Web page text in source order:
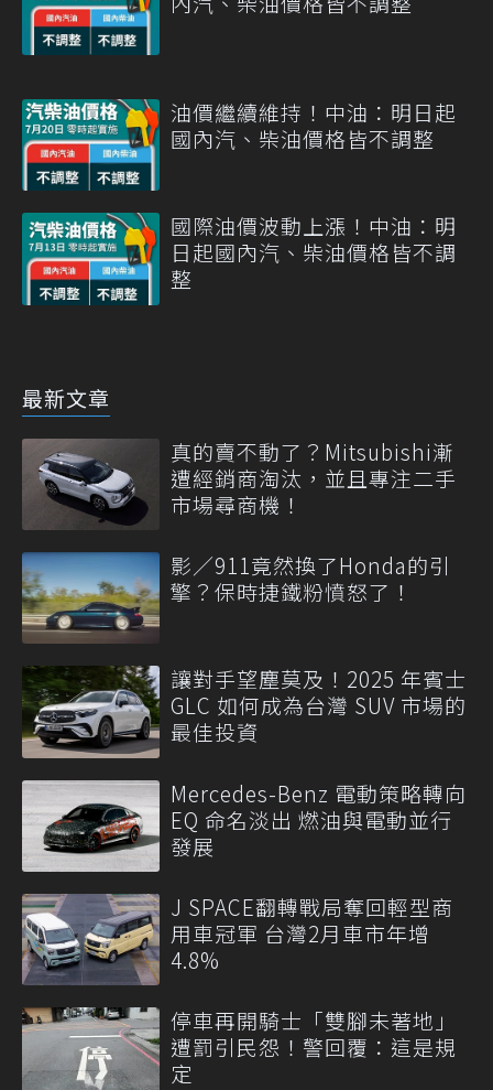
油價繼續維持！中油：明日起
國內汽、柴油價格皆不調整
國際油價波動上漲！中油：明
日起國內汽、柴油價格皆不調
整
最新文章
真的賣不動了？Mitsubishi漸
遭經銷商淘汰，並且專注二手
市場尋商機！
影／911竟然換了Honda的引
擎？保時捷鐵粉憤怒了！
讓對手望塵莫及！2025 年賓士
GLC 如何成為台灣 SUV 市場的
最佳投資
Mercedes-Benz 電動策略轉向
EQ 命名淡出 燃油與電動並行
發展
J SPACE翻轉戰局奪回輕型商
用車冠軍 台灣2月車市年增
4.8%
停車再開騎士「雙腳未著地」
遭罰引民怨！警回覆：這是規
定